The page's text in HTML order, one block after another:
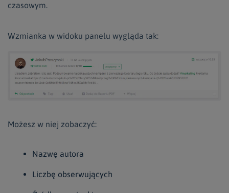
czasowym.
Wzmianka w widoku panelu wygląda tak:
Możesz w niej zobaczyć:
Nazwę autora
Liczbę obserwujących